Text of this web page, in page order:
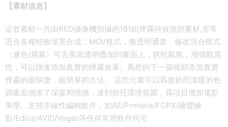
【素材信息】
這套素材一共由RED攝像機拍攝的161組煙霧特效視頻素材,非常
适合各種特效場景合成；MOV格式，無透明通道，修改混合模式
（濾色/屏幕）可去黑底透明疊加到畫面上，烘托氣氛，增強觀賞
性，可以快速添加真實的煙霧效果。爲您的下一個視頻添加真實
煙霧的最快捷，最簡單的方法。 這些元素可以爲微妙而溫暖的色
調畫面增添了深度和情感，達到烘托環境氛圍，爲項目增加電影
美學。支持非線性編輯軟件，如AE/Prmiere/FCPX/繪聲繪
影/Edius/AVID/Vegas等任何常用軟件均可